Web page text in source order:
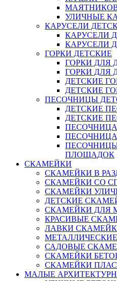
УЛИЧНЫЕ
КАРУСЕЛИ
КАРУСЕЛИ
КАРУСЕЛИ
ГОРКИ ДЕТСКИЕ
ГОРКИ ДЛЯ
ГОРКИ ДЛЯ
ДЕТСКИЕ
ДЕТСКИЕ
ПЕСОЧНИЦЫ
ДЕТСКИЕ
ДЕТСКИЕ
ПЛОЩАДОК
СКАМЕЙКИ
СКАМЕЙКИ В
СКАМЕЙКИ СО
СКАМЕЙКИ
ДЕТСКИЕ
СКАМЕЙКИ ДЛЯ
КРАСИВЫЕ
ЛАВКИ
САДОВЫЕ
СКАМЕЙКИ
СКАМЕЙКИ
МАЛЫЕ